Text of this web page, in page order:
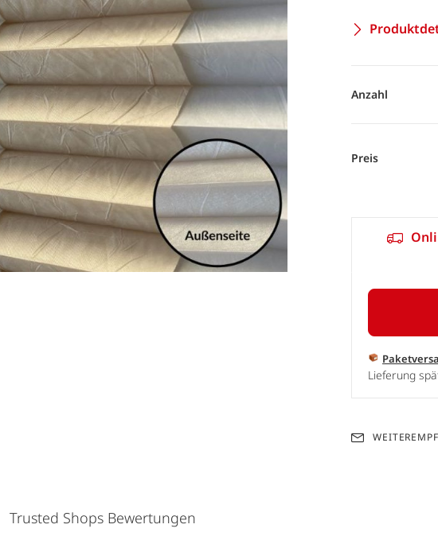
Anzahl
Preis
Lieferung
Trusted Shops Bewertungen